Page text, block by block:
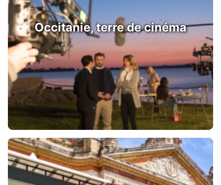
Occitanie, terre de cinéma